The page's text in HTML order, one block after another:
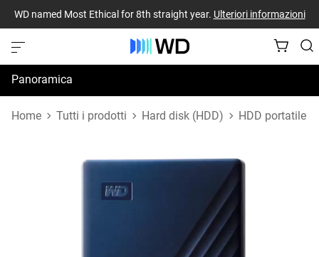
WD named Most Ethical for 8th straight year. Ulteriori informazioni
Panoramica
Specifiche
Home Tutti i prodotti Hard disk (HDD) HDD portatile